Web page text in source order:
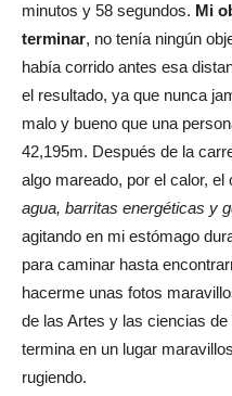
minutos y 58 segundos. Mi
terminar, no tenía ningún
había corrido antes esa
el resultado, ya que nunca
malo y bueno que una
42,195m. Después de la
algo mareado, por el calor,
agua, barritas energéticas y
agitando en mi estómago
para caminar hasta
hacerme unas fotos
de las Artes y las ciencias
termina en un lugar
rugiendo.